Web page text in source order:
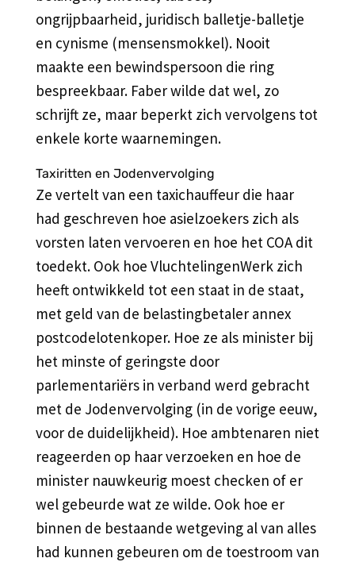
ongrijpbaarheid, juridisch balletje-balletje
en cynisme (mensensmokkel). Nooit
maakte een bewindspersoon die ring
bespreekbaar. Faber wilde dat wel, zo
schrijft ze, maar beperkt zich vervolgens tot
enkele korte waarnemingen.
Taxiritten en Jodenvervolging
Ze vertelt van een taxichauffeur die haar
had geschreven hoe asielzoekers zich als
vorsten laten vervoeren en hoe het COA dit
toedekt. Ook hoe VluchtelingenWerk zich
heeft ontwikkeld tot een staat in de staat,
met geld van de belastingbetaler annex
postcodelotenkoper. Hoe ze als minister bij
het minste of geringste door
parlementariërs in verband werd gebracht
met de Jodenvervolging (in de vorige eeuw,
voor de duidelijkheid). Hoe ambtenaren niet
reageerden op haar verzoeken en hoe de
minister nauwkeurig moest checken of er
wel gebeurde wat ze wilde. Ook hoe er
binnen de bestaande wetgeving al van alles
had kunnen gebeuren om de toestroom van